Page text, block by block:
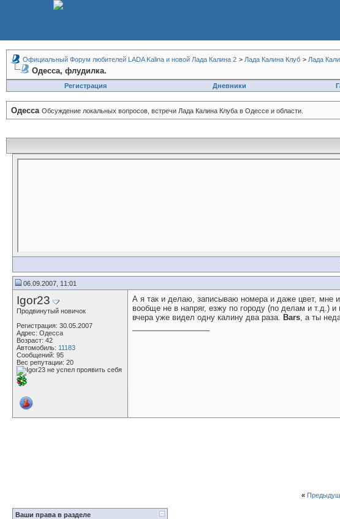
Официальный Форум любителей LADA Kalina и новой Лада Калина 2 > Лада Калина Клуб > Лада
Одесса, флудилка.
Регистрация
Дневники
Одесса Обсуждение локальных вопросов, встречи Лада Калина Клуба в Одессе и области.
06.09.2007, 11:01
Igor23
Продвинутый новичок
Регистрация: 30.05.2007
Адрес: Одесса
Возраст: 42
Автомобиль: 11183
Сообщений: 95
Вес репутации: 20
А я так и делаю, записываю номера и даже цвет, мне
вообще не в напряг, езжу по городу (по делам и т.д.)
вчера уже видел одну калину два раза. Bars, а ты
«
Ваши права в разделе